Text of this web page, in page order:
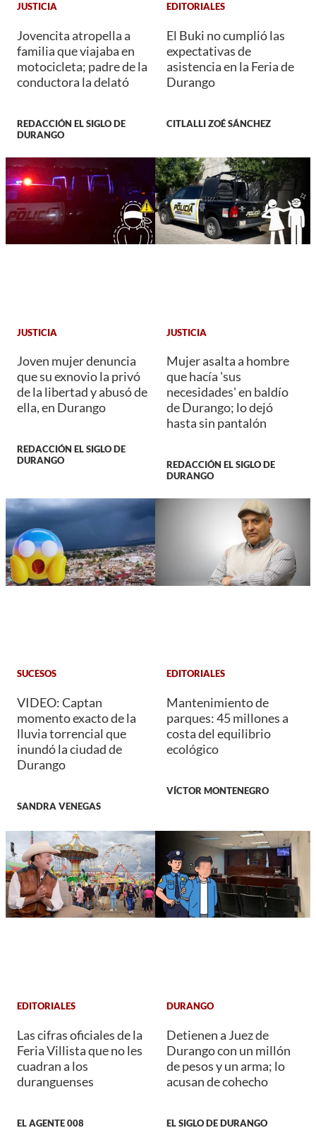
JUSTICIA
Jovencita atropella a
familia que viajaba en
motocicleta; padre de la
conductora la delató
REDACCIÓN EL SIGLO DE
DURANGO
EDITORIALES
El Buki no cumplió las
expectativas de
asistencia en la Feria de
Durango
CITLALLI ZOÉ SÁNCHEZ
JUSTICIA
Joven mujer denuncia
que su exnovio la privó
de la libertad y abusó de
ella, en Durango
REDACCIÓN EL SIGLO DE
DURANGO
JUSTICIA
Mujer asalta a hombre
que hacía 'sus
necesidades' en baldío
de Durango; lo dejó
hasta sin pantalón
REDACCIÓN EL SIGLO DE
DURANGO
SUCESOS
VIDEO: Captan
momento exacto de la
lluvia torrencial que
inundó la ciudad de
Durango
SANDRA VENEGAS
EDITORIALES
Mantenimiento de
parques: 45 millones a
costa del equilibrio
ecológico
VÍCTOR MONTENEGRO
EDITORIALES
Las cifras oficiales de la
Feria Villista que no les
cuadran a los
duranguenses
EL AGENTE 008
DURANGO
Detienen a Juez de
Durango con un millón
de pesos y un arma; lo
acusan de cohecho
EL SIGLO DE DURANGO